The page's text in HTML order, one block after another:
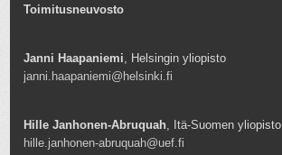
Toimitusneuvosto
Janni Haapaniemi, Helsingin yliopisto
janni.haapaniemi@helsinki.fi
Hille Janhonen-Abruquah, Itä-Suomen yliopisto
hille.janhonen-abruquah@uef.fi